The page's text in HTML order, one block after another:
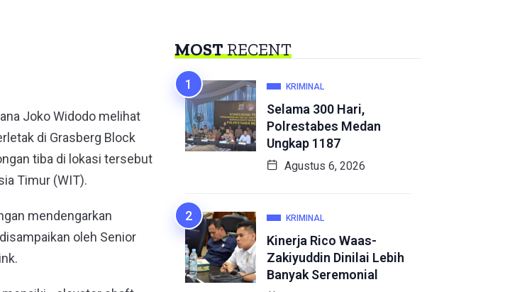
Joko Widodo melihat
di Grasberg Block
tiba di lokasi tersebut
Timur (WIT).
mendengarkan
oleh Senior
MOSTRECENT
KRIMINAL
Selama 300 Hari,
Polrestabes Medan
Ungkap 1187
Agustus 6, 2026
KRIMINAL
Kinerja Rico Waas-
Zakiyuddin Dinilai Lebih
Banyak Seremonial